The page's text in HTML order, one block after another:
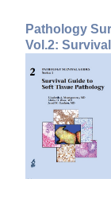
Pathology
Vol.2: